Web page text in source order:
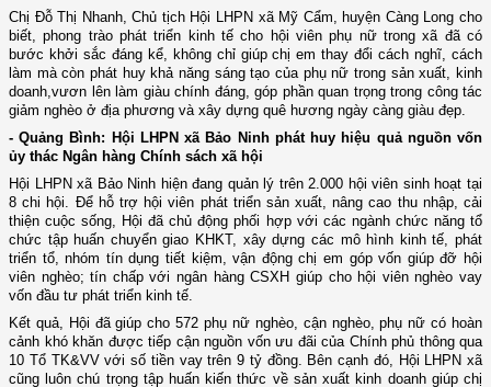
Chị Đỗ Thị Nhanh, Chủ tịch Hội LHPN xã Mỹ Cẩm, huyện Càng Long cho
biết, phong trào phát triển kinh tế cho hội viên phụ nữ trong xã đã có
bước khởi sắc đáng kể, không chỉ giúp chị em thay đổi cách nghĩ, cách
làm mà còn phát huy khả năng sáng tạo của phụ nữ trong sản xuất, kinh
doanh,vươn lên làm giàu chính đáng, góp phần quan trọng trong công tác
giảm nghèo ở địa phương và xây dựng quê hương ngày càng giàu đẹp.
- Quảng Bình: Hội LHPN xã Bảo Ninh phát huy hiệu quả nguồn vốn
ủy thác Ngân hàng Chính sách xã hội
Hội LHPN xã Bảo Ninh hiện đang quản lý trên 2.000 hội viên sinh hoạt tại
8 chi hội. Để hỗ trợ hội viên phát triển sản xuất, nâng cao thu nhập, cải
thiện cuộc sống, Hội đã chủ động phối hợp với các ngành chức năng tổ
chức tập huấn chuyển giao KHKT, xây dựng các mô hình kinh tế, phát
triển tổ, nhóm tín dụng tiết kiệm, vận động chị em góp vốn giúp đỡ hội
viên nghèo; tín chấp với ngân hàng CSXH giúp cho hội viên nghèo vay
vốn đầu tư phát triển kinh tế.
Kết quả, Hội đã giúp cho 572 phụ nữ nghèo, cận nghèo, phụ nữ có hoàn
cảnh khó khăn được tiếp cận nguồn vốn ưu đãi của Chính phủ thông qua
10 Tổ TK&VV với số tiền vay trên 9 tỷ đồng. Bên cạnh đó, Hội LHPN xã
cũng luôn chú trọng tập huấn kiến thức về sản xuất kinh doanh giúp chị